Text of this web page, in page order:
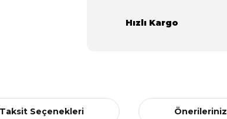
Hızlı Kargo
Taksit Seçenekleri Önerileriniz